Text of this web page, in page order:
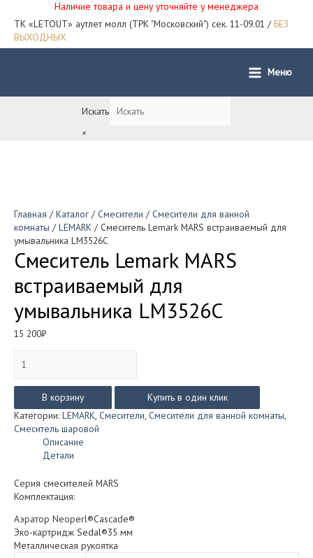
Наличие товара и цену уточняйте у менеджера
ТК «LETOUT» аутлет молл (ТРК "Московский") сек. 11-09.01 / БЕЗ
ВЫХОДНЫХ
Main
Меню
Искать
×
Главная / Каталог / Смесители / Смесители для ванной
комнаты / LEMARK / Смеситель Lemark MARS встраиваемый для
умывальника LM3526C
Смеситель Lemark MARS
встраиваемый для
умывальника LM3526C
15 200₽
товара
Lemark
MARS
встраиваемый
для
умывальника
LM3526C
В корзину
Купить в один клик
Категории: LEMARK, Смесители, Смесители для ванной комнаты,
Смеситель шаровой
Описание
Детали
Серия смесителей MARS
Комплектация:
Аэратор Neoperl®Cascade®
Эко-картридж Sedal®35 мм
Металлическая рукоятка